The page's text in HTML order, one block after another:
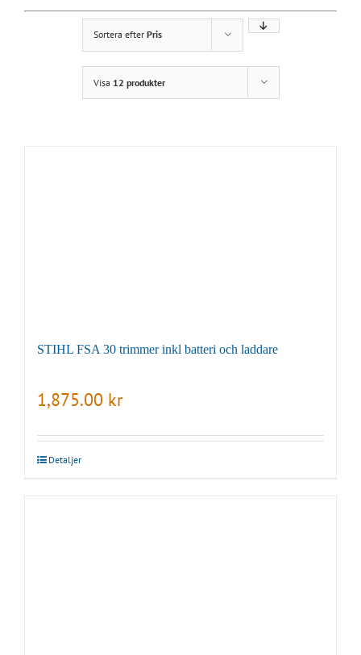
Sortera efter Pris
Visa 12 produkter
STIHL FSA 30 trimmer inkl batteri och laddare
1,875.00 kr
Detaljer